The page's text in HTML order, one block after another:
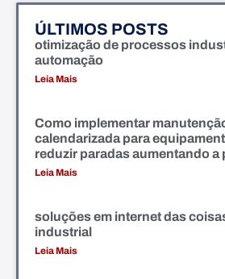
ÚLTIMOS POSTS
otimização de processos
automação
Leia Mais
Como implementar
calendarizada para
reduzir paradas aumentando
Leia Mais
soluções em internet das
industrial
Leia Mais